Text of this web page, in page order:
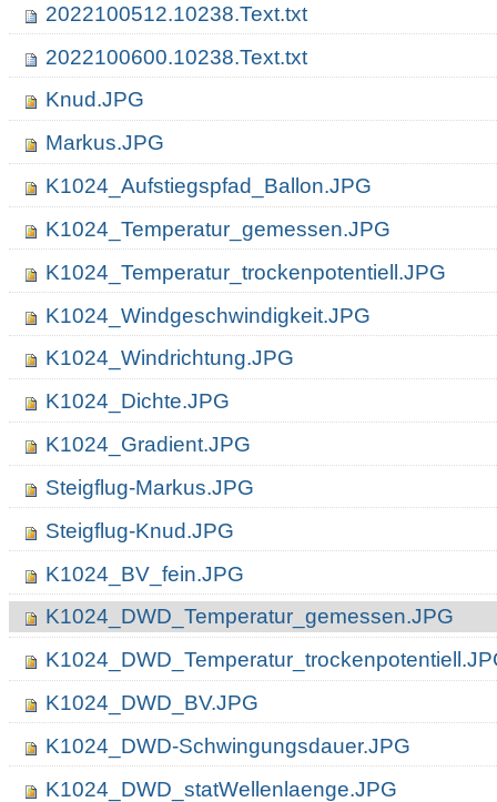
2022100512.10238.Text.txt
2022100600.10238.Text.txt
Knud.JPG
Markus.JPG
K1024_Aufstiegspfad_Ballon.JPG
K1024_Temperatur_gemessen.JPG
K1024_Temperatur_trockenpotentiell.JPG
K1024_Windgeschwindigkeit.JPG
K1024_Windrichtung.JPG
K1024_Dichte.JPG
K1024_Gradient.JPG
Steigflug-Markus.JPG
Steigflug-Knud.JPG
K1024_BV_fein.JPG
K1024_DWD_Temperatur_gemessen.JPG
K1024_DWD_BV.JPG
K1024_DWD-Schwingungsdauer.JPG
K1024_DWD_statWellenlaenge.JPG